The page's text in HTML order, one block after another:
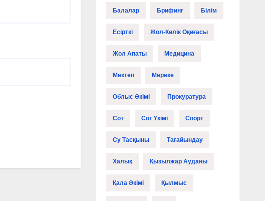
Балалар Брифинг Білім
Есірткі Жол-Көлік Оқиғасы
Жол Апаты Медицина
Мектеп Мереке
Облыс Әкімі Прокуратура
Сот Сот Үкімі Спорт
Су Тасқыны Тағайындау
Халық Қызылжар Ауданы
Қала Әкімі Қылмыс